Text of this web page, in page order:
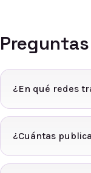
¿En qué redes
¿Cuántas